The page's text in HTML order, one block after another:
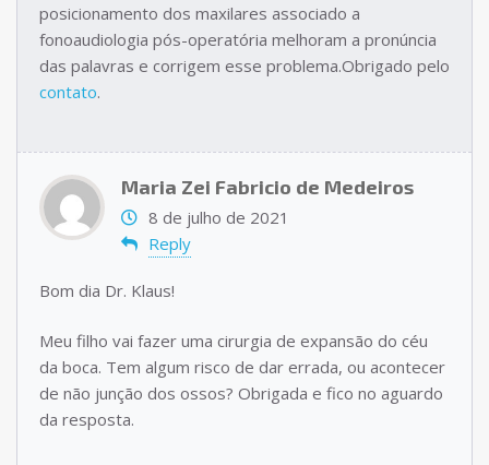
posicionamento dos maxilares associado a
fonoaudiologia pós-operatória melhoram a pronúncia
das palavras e corrigem esse problema.Obrigado pelo
contato.
Maria Zei Fabricio de Medeiros
8 de julho de 2021
Reply
Bom dia Dr. Klaus!
Meu filho vai fazer uma cirurgia de expansão do céu
da boca. Tem algum risco de dar errada, ou acontecer
de não junção dos ossos? Obrigada e fico no aguardo
da resposta.